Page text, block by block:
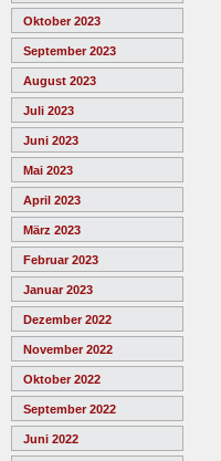
Oktober 2023
September 2023
August 2023
Juli 2023
Juni 2023
Mai 2023
April 2023
März 2023
Februar 2023
Januar 2023
Dezember 2022
November 2022
Oktober 2022
September 2022
Juni 2022